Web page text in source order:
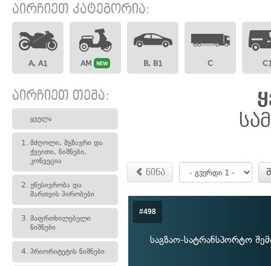
აირჩიეთ კატეგორია:
A, A1 AM NEW B, B1 C
აირჩიეთ თემა:
ყველა
1. მძღოლი, მგზავრი და
ქვეითი, ნიშნები,
კონვეცია
2. უწესივრობა და
მართვის პირობები
3. მაფრთხილებელი
ნიშნები
4. პრიორიტეტის ნიშნები
წინა
#498
საგზაო-სატრანსპორტო